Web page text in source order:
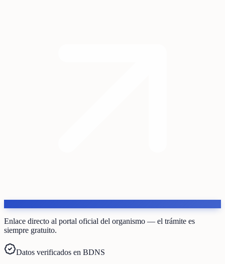
Enlace directo al portal oficial del organismo — el trámite es
siempre gratuito.
Datos verificados en BDNS